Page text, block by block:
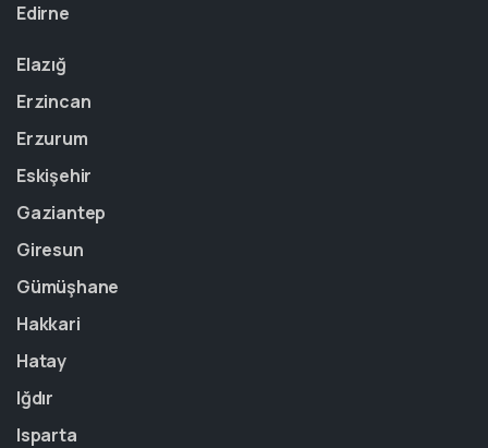
Edirne
Elazığ
Erzincan
Erzurum
Eskişehir
Gaziantep
Giresun
Gümüşhane
Hakkari
Hatay
Iğdır
Isparta